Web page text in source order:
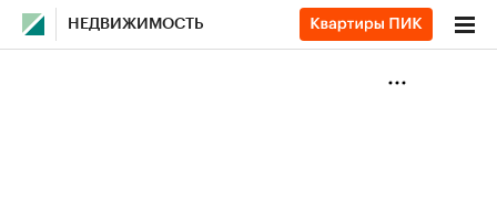
НЕДВИЖИМОСТЬ